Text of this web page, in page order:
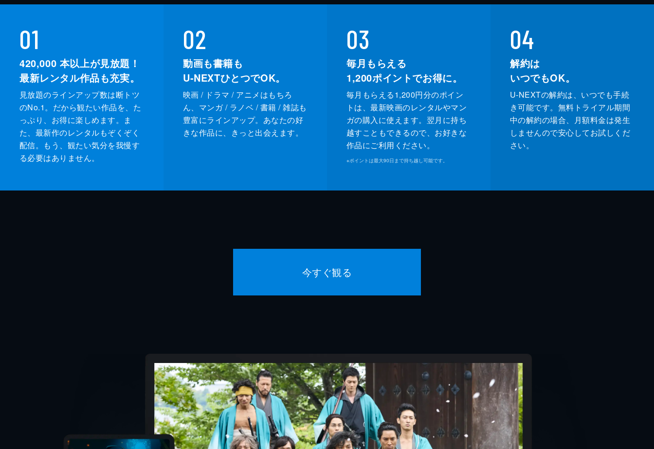
01
420,000 本以上が見放題！
最新レンタル作品も充実。
見放題のラインアップ数は断トツ
のNo.1。だから観たい作品を、た
っぷり、お得に楽しめます。ま
た、最新作のレンタルもぞくぞく
配信。もう、観たい気分を我慢す
る必要はありません。
02
動画も書籍も
U-NEXTひとつでOK。
映画 / ドラマ / アニメはもちろ
ん、マンガ / ラノベ / 書籍 / 雑誌も
豊富にラインアップ。あなたの好
きな作品に、きっと出会えます。
03
毎月もらえる
1,200ポイントでお得に。
毎月もらえる1,200円分のポイン
トは、最新映画のレンタルやマン
ガの購入に使えます。翌月に持ち
越すこともできるので、お好きな
作品にご利用ください。
※ポイントは最大90日まで持ち越し可能です。
04
解約は
いつでもOK。
U-NEXTの解約は、いつでも手続
き可能です。無料トライアル期間
中の解約の場合、月額料金は発生
しませんので安心してお試しくだ
さい。
今すぐ観る